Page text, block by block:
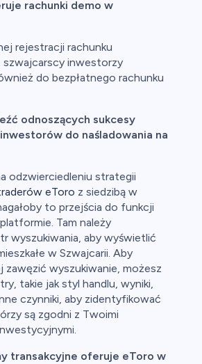
rachunki demo w
rejestracji rachunku
inwestorzy
do bezpłatnego rachunku
odnoszących sukcesy
do naśladowania na
odzwierciedleniu strategii
eToro z siedzibą w
to przejścia do funkcji
Tam należy
wyszukiwania, aby wyświetlić
w Szwajcarii. Aby
zawęzić wyszukiwanie, możesz
takie jak styl handlu, wyniki,
czynniki, aby zidentyfikować
są zgodni z Twoimi
transakcyjne oferuje eToro w